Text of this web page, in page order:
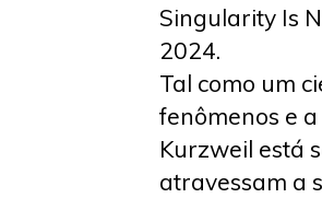
Singularity Is
2024.
Tal como um
fenômenos e
Kurzweil está
atravessam a